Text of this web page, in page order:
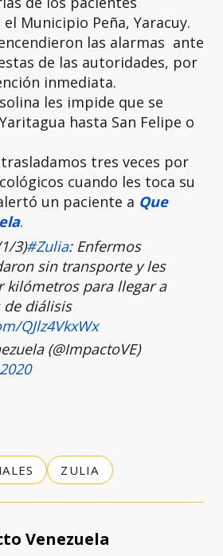
Municipio Peña, Yaracuy.
las alarmas ante
de las autoridades, por
inmediata.
les impide que se
hasta San Felipe o
tres veces por
cuando les toca su
un paciente a Que
.
3)#Zulia: Enfermos
sin transporte y les
kilómetros para llegar a
de diálisis
QJlz4VkxWx
(@ImpactoVE)
ZULIA
Venezuela